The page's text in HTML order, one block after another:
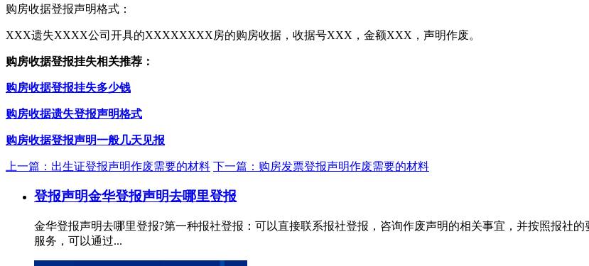
购房收据登报声明格式：
XXX遗失XXXX公司开具的XXXXXXXX房的购房收据，收据号XXX，金额XXX，声明作废。
购房收据登报挂失相关推荐：
购房收据登报挂失多少钱
购房收据遗失登报声明格式
购房收据登报声明一般几天见报
上一篇：出生证登报声明作废需要的材料 下一篇：购房发票登报声明作废需要的材料
登报声明金华登报声明去哪里登报
金华登报声明去哪里登报?第一种报社登报：可以直接联系报社登报，咨询作废声明的相关事宜，并按照报社
服务，可以通过...